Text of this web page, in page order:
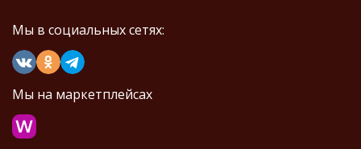
Мы в социальных сетях:
Мы на маркетплейсах